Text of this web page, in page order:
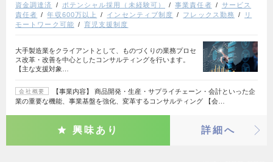
資金調達済
ポテンシャル採用（未経験可） 事業責任者
サービス
責任者
年収600万以上 インセンティブ制度 フレックス勤務
リ
モートワーク可能
育児支援制度
大手製造業をクライアントとして、ものづくりの業務プロセ
ス改革・改善を中心としたコンサルティングを行います。
【主な支援対象…
会社概要
【事業内容】 商品開発・生産・サプライチェーン・会計といった企
業の重要な機能、事業基盤を強化、変革するコンサルティング 【会…
興味あり 詳細へ